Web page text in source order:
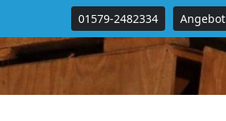
01579-2482334 Angebot